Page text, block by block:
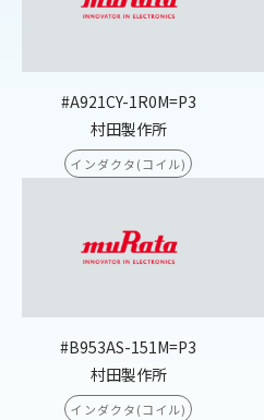
#A921CY-1R0M=P3
村田製作所
インダクタ(コイル)
#B953AS-151M=P3
村田製作所
インダクタ(コイル)